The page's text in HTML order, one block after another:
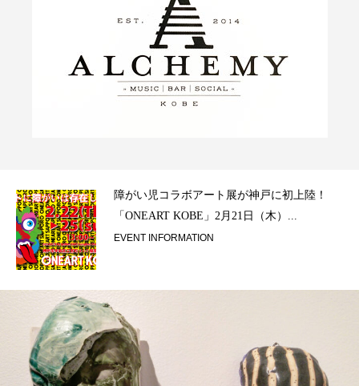
障がい児コラボアート展が神戸に初上陸！
「ONEART KOBE」2月21日（木）...
EVENT INFORMATION